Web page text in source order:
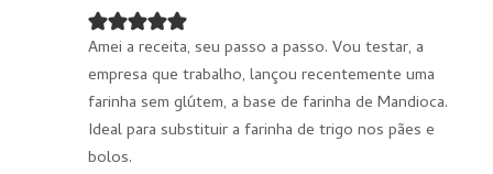
Amei a receita, seu passo a passo. Vou testar, a
empresa que trabalho, lançou recentemente uma
farinha sem glútem, a base de farinha de Mandioca.
Ideal para substituir a farinha de trigo nos pães e
bolos.